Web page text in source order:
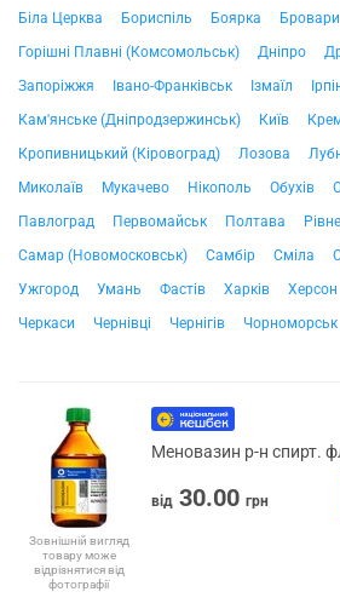
Біла Церква Бориспіль Боярка Бровари
Горішні Плавні (Комсомольськ)
Дніпро
Запоріжжя
Івано-Франківськ Ізмаїл
Кам'янське (Дніпродзержинськ)
Київ
Кропивницький (Кіровоград)
Лозова
Миколаїв
Мукачево Нікополь Обухів
Павлоград
Первомайськ Полтава
Рівне
Самар (Новомосковськ)
Самбір Сміла
Ужгород
Умань Фастів Харків Херсон
Черкаси
Чернівці Чернігів Чорноморськ
Зовнішній вигляд
товару може
відрізнятися від
фотографії
Меновазин р-н спирт.
від 30.00 грн